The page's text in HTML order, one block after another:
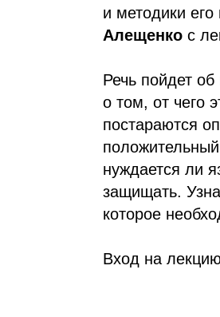
и методики
Алещенко с
Речь пойдет
о том, от чего
постараются
нуждается ли
защищать.
которое
Вход на